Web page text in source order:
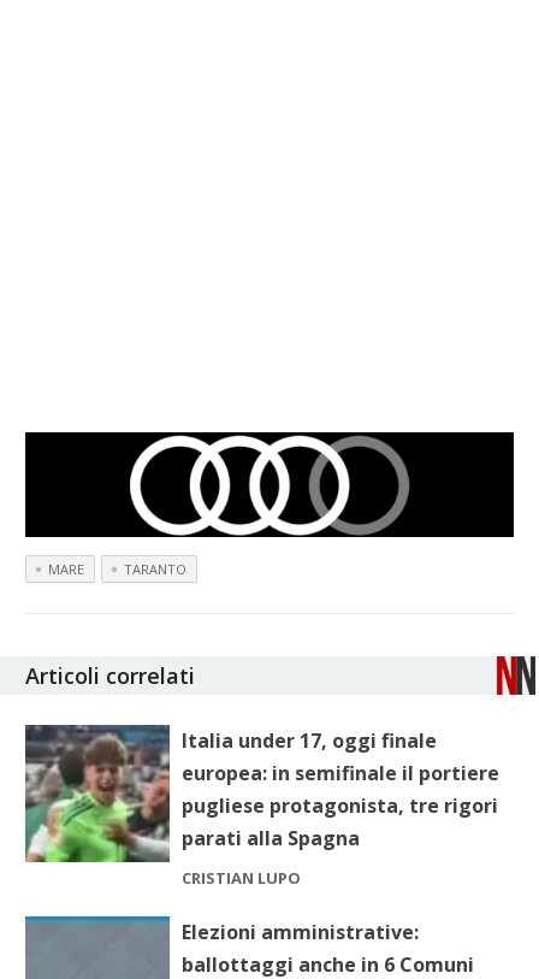
MARE TARANTO
Articoli correlati
Italia under 17, oggi finale
europea: in semifinale il portiere
pugliese protagonista, tre rigori
parati alla Spagna
CRISTIAN LUPO
Elezioni amministrative:
ballottaggi anche in 6 Comuni